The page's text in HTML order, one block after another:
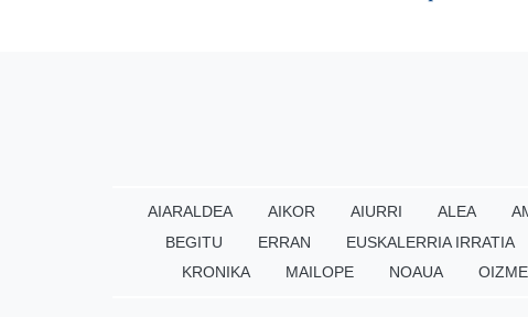
AIARALDEA AIKOR AIURRI ALEA
BEGITU
ERRAN EUSKALERRIA IRRATIA
KRONIKA
MAILOPE NOAUA